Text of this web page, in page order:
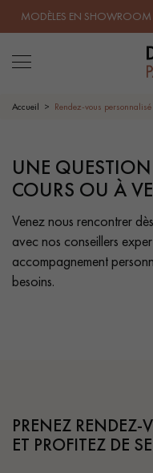
EN SHOWROOM |
RENDEZ-VOUS
PARQUET MASSIF
SOL PLAQUÉ BOIS VERITABLES
PARQUET LAMES LARGES XXL
Accueil Rendez-vous personnalisé
UNE
COURS OU À
Venez nous rencontrer
avec nos conseillers
accompagnement
besoins.
PRENEZ
ET PROFITEZ DE